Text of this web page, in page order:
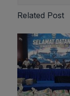
Related Post